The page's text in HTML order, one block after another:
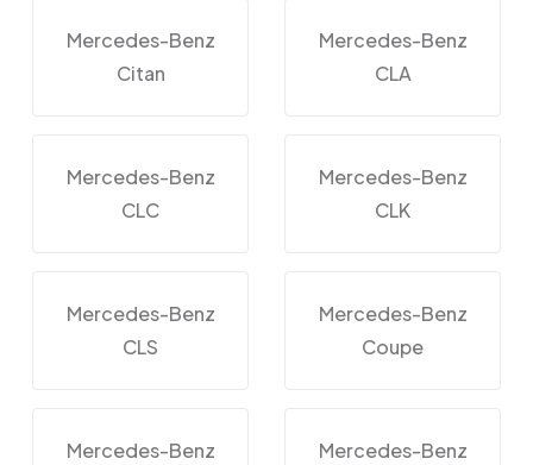
Mercedes-Benz
Citan
Mercedes-Benz
CLA
Mercedes-Benz
CLC
Mercedes-Benz
CLK
Mercedes-Benz
CLS
Mercedes-Benz
Coupe
Mercedes-Benz
Mercedes-Benz